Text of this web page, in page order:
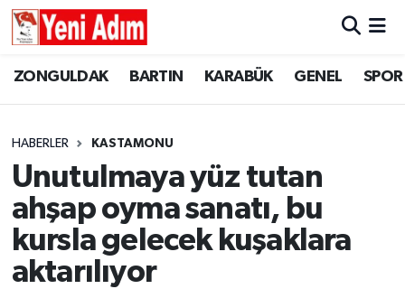
ZONGULDAK BARTIN KARABÜK GENEL SPOR
HABERLER KASTAMONU
Unutulmaya yüz tutan
ahşap oyma sanatı, bu
kursla gelecek kuşaklara
aktarılıyor
ZONGULDAK
GÜNCEL
SİYASET
ZONGULDAK
GENEL
SPOR
Zonguldak Hava Durumu
Tüm Manşetler
Son Dakika Haberleri